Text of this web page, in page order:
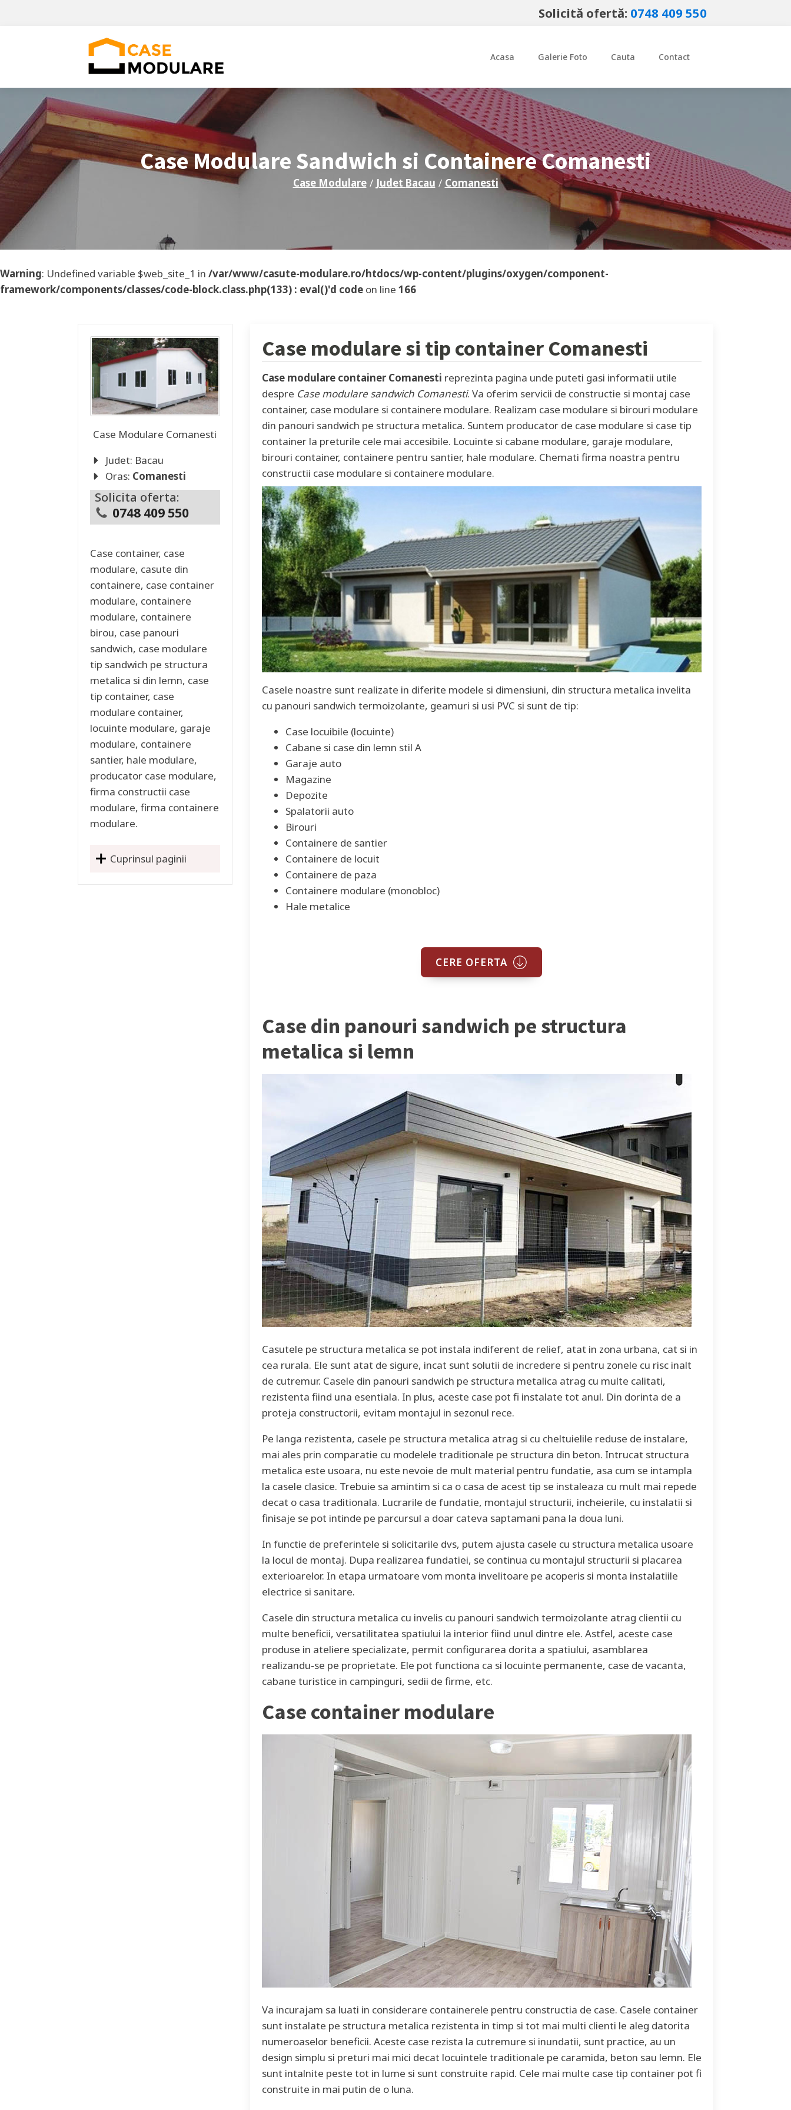
Solicită ofertă: 0748 409 550
Acasa Galerie Foto Cauta Contact
Case Modulare Sandwich si ContainereComanesti
Case Modulare / Judet Bacau / Comanesti
Warning: Undefined variable $web_site_1 in /var/www/casute-modulare.ro/htdocs/wp-content/plugins/oxygen/component-
framework/components/classes/code-block.class.php(133) : eval()'d code on line 166
Case Modulare Comanesti
Judet: Bacau
Oras: Comanesti
Solicita oferta:
0748 409 550
Case container, case
modulare, casute din
containere, case container
modulare, containere
modulare, containere
birou, case panouri
sandwich, case modulare
tip sandwich pe structura
metalica si din lemn, case
tip container, case
modulare container,
locuinte modulare, garaje
modulare, containere
santier, hale modulare,
producator case modulare,
firma constructii case
modulare, firma containere
modulare.
Cuprinsul paginii
Case modulare si tip container Comanesti
Case modulare container Comanesti reprezinta pagina unde puteti gasi informatii utile
despre Case modulare sandwich Comanesti. Va oferim servicii de constructie si montaj case
container, case modulare si containere modulare. Realizam case modulare si birouri modulare
din panouri sandwich pe structura metalica. Suntem producator de case modulare si case tip
container la preturile cele mai accesibile. Locuinte si cabane modulare, garaje modulare,
birouri container, containere pentru santier, hale modulare. Chemati firma noastra pentru
constructii case modulare si containere modulare.
Casele noastre sunt realizate in diferite modele si dimensiuni, din structura metalica invelita
cu panouri sandwich termoizolante, geamuri si usi PVC si sunt de tip:
Case locuibile (locuinte)
Cabane si case din lemn stil A
Garaje auto
Magazine
Depozite
Spalatorii auto
Birouri
Containere de santier
Containere de locuit
Containere de paza
Containere modulare (monobloc)
Hale metalice
CERE OFERTA
Case din panouri sandwich pe structura
metalica si lemn
Casutele pe structura metalica se pot instala indiferent de relief, atat in zona urbana, cat si in
cea rurala. Ele sunt atat de sigure, incat sunt solutii de incredere si pentru zonele cu risc inalt
de cutremur. Casele din panouri sandwich pe structura metalica atrag cu multe calitati,
rezistenta fiind una esentiala. In plus, aceste case pot fi instalate tot anul. Din dorinta de a
proteja constructorii, evitam montajul in sezonul rece.
Pe langa rezistenta, casele pe structura metalica atrag si cu cheltuielile reduse de instalare,
mai ales prin comparatie cu modelele traditionale pe structura din beton. Intrucat structura
metalica este usoara, nu este nevoie de mult material pentru fundatie, asa cum se intampla
la casele clasice. Trebuie sa amintim si ca o casa de acest tip se instaleaza cu mult mai repede
decat o casa traditionala. Lucrarile de fundatie, montajul structurii, incheierile, cu instalatii si
finisaje se pot intinde pe parcursul a doar cateva saptamani pana la doua luni.
In functie de preferintele si solicitarile dvs, putem ajusta casele cu structura metalica usoare
la locul de montaj. Dupa realizarea fundatiei, se continua cu montajul structurii si placarea
exterioarelor. In etapa urmatoare vom monta invelitoare pe acoperis si monta instalatiile
electrice si sanitare.
Casele din structura metalica cu invelis cu panouri sandwich termoizolante atrag clientii cu
multe beneficii, versatilitatea spatiului la interior fiind unul dintre ele. Astfel, aceste case
produse in ateliere specializate, permit configurarea dorita a spatiului, asamblarea
realizandu-se pe proprietate. Ele pot functiona ca si locuinte permanente, case de vacanta,
cabane turistice in campinguri, sedii de firme, etc.
Case container modulare
Va incurajam sa luati in considerare containerele pentru constructia de case. Casele container
sunt instalate pe structura metalica rezistenta in timp si tot mai multi clienti le aleg datorita
numeroaselor beneficii. Aceste case rezista la cutremure si inundatii, sunt practice, au un
design simplu si preturi mai mici decat locuintele traditionale pe caramida, beton sau lemn. Ele
sunt intalnite peste tot in lume si sunt construite rapid. Cele mai multe case tip container pot fi
construite in mai putin de o luna.